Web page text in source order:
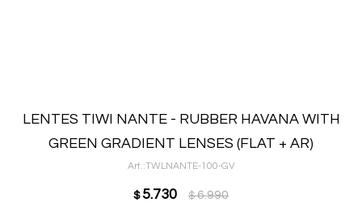
LENTES TIWI NANTE - RUBBER HAVANA WITH
GREEN GRADIENT LENSES (FLAT + AR)
TWLNANTE-100-GV
$ 5.730 $ 6.990